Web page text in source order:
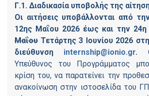
Γ.1. Διαδικασία υποβολής της
Οι αιτήσεις υποβάλλονται από
12ης Μαΐου 2026 έως και την
Μαΐου Τετάρτης 3 Ιουνίου 2026
διεύθυνση internship@ionio.gr.
Υπεύθυνος του Προγράμματος
κρίση του, να παρατείνει την
ανακοίνωση στην ιστοσελίδα του